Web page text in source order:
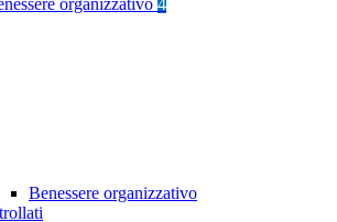
organizzativo 4
Benessere organizzativo